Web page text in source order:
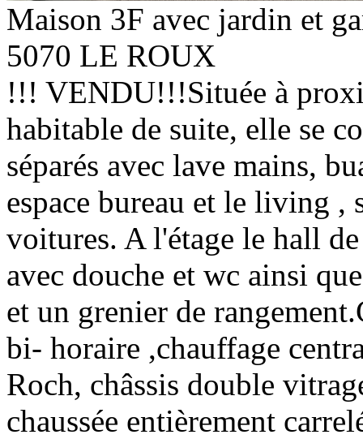
Maison 3F avec jardin et
5070 LE ROUX
!!! VENDU!!!Située à
habitable de suite, elle se
séparés avec lave mains,
espace bureau et le living ,
voitures. A l'étage le hall
avec douche et wc ainsi
et un grenier de
bi- horaire ,chauffage
Roch, châssis double
chaussée entièrement